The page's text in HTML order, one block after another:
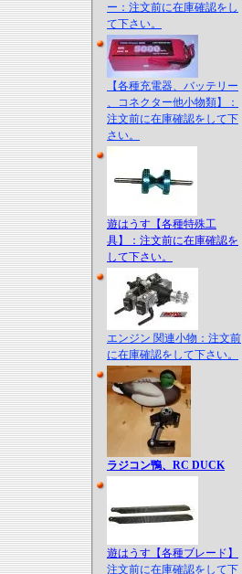
ー：注文前に在庫確認をし
て下さい。
【各種充電器、バッテリー
、コネクター他小物類】：
注文前に在庫確認をして下
さい。
遊はうす【各種特殊工
具】：注文前に在庫確認を
して下さい。
エンジン 関連小物：注文前
に在庫確認をして下さい。
ラジコン鴨、RC DUCK
遊はうす【各種ブレード】
注文前に在庫確認をして下